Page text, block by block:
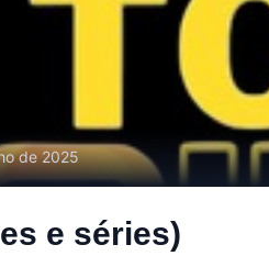
de 2025
e séries)